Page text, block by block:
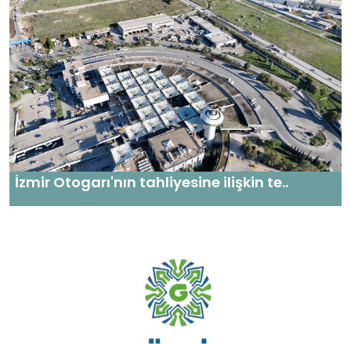
İzmir Otogarı'nın tahliyesine ilişkin te..